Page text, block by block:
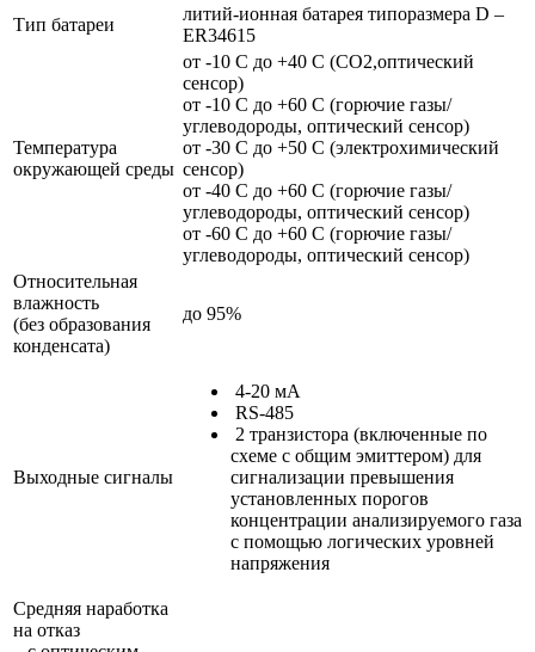
Тип батареи
литий-ионная батарея типоразмера D –
ER34615
Температура
окружающей среды
от -10 С до +40 С (СО2,оптический
сенсор)
от -10 С до +60 С (горючие газы/
углеводороды, оптический сенсор)
от -30 С до +50 С (электрохимический
сенсор)
от -40 С до +60 С (горючие газы/
углеводороды, оптический сенсор)
от -60 С до +60 С (горючие газы/
углеводороды, оптический сенсор)
Относительная
влажность
(без образования
конденсата)
до 95%
Выходные сигналы
4-20 мА
RS-485
2 транзистора (включенные по
схеме с общим эмиттером) для
сигнализации превышения
установленных порогов
концентрации анализируемого газа
с помощью логических уровней
напряжения
Средняя наработка
на отказ